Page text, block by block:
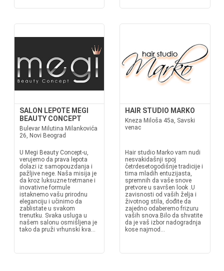
SALON LEPOTE MEGI
BEAUTY CONCEPT
Bulevar Milutina Milankovića
26, Novi Beograd
U Megi Beauty Concept-u,
verujemo da prava lepota
dolazi iz samopouzdanja i
pažljive nege. Naša misija je
da kroz luksuzne tretmane i
inovativne formule
istaknemo vašu prirodnu
eleganciju i učinimo da
zablistate u svakom
trenutku. Svaka usluga u
našem salonu osmišljena je
tako da pruži vrhunski kva...
HAIR STUDIO MARKO
Kneza Miloša 45a, Savski
venac
Hair studio Marko vam nudi
nesvakidašnji spoj
četrdesetogodišnje tradicije i
tima mladih entuzijasta,
spremnih da vaše snove
pretvore u savršen look .U
zavisnosti od vaših želja i
životnog stila, dođite da
zajedno odaberemo frizuru
vaših snova.Bilo da shvatite
da je vaš izbor nadogradnja
kose najmod...